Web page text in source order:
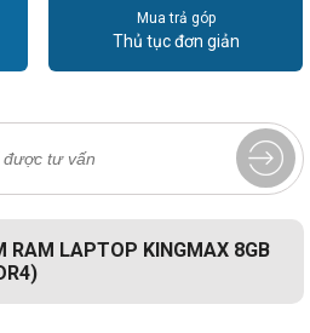
Mua trả góp
Thủ tục đơn giản
RAM LAPTOP KINGMAX 8GB